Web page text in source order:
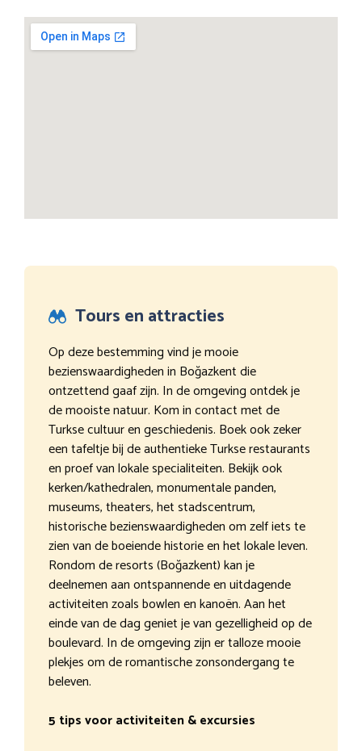
Tours en attracties
Op deze bestemming vind je mooie
bezienswaardigheden in Boğazkent die
ontzettend gaaf zijn. In de omgeving ontdek je
de mooiste natuur. Kom in contact met de
Turkse cultuur en geschiedenis. Boek ook zeker
een tafeltje bij de authentieke Turkse restaurants
en proef van lokale specialiteiten. Bekijk ook
kerken/kathedralen, monumentale panden,
museums, theaters, het stadscentrum,
historische bezienswaardigheden om zelf iets te
zien van de boeiende historie en het lokale leven.
Rondom de resorts (Boğazkent) kan je
deelnemen aan ontspannende en uitdagende
activiteiten zoals bowlen en kanoën. Aan het
einde van de dag geniet je van gezelligheid op de
boulevard. In de omgeving zijn er talloze mooie
plekjes om de romantische zonsondergang te
beleven.
5 tips voor activiteiten & excursies